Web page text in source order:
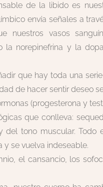
de la libido es
envía señales a
nuestros vasos
la norepinefrina y la
que hay toda una
de hacer sentir deseo
(progesterona y
que conlleva:
tono muscular. Todo
y se vuelva indeseable.
el cansancio, los